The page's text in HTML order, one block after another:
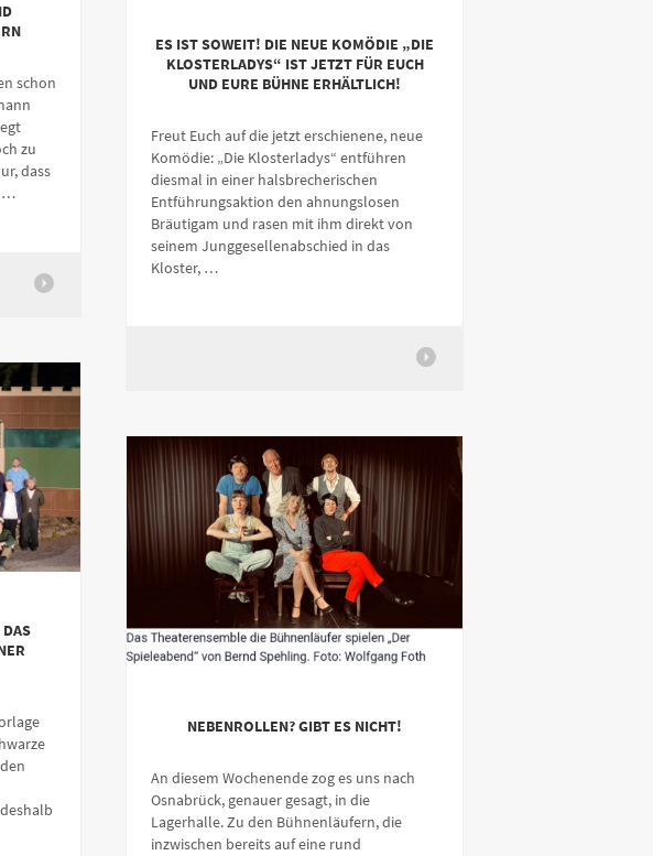
schon
zu
dass
…
ES IST SOWEIT! DIE NEUE KOMÖDIE „DIE
KLOSTERLADYS“ IST JETZT FÜR EUCH
UND EURE BÜHNE ERHÄLTLICH!
Freut Euch auf die jetzt erschienene, neue
Komödie: „Die Klosterladys“ entführen
diesmal in einer halsbrecherischen
Entführungsaktion den ahnungslosen
Bräutigam und rasen mit ihm direkt von
seinem Junggesellenabschied in das
Kloster, …
NEBENROLLEN? GIBT ES NICHT!
An diesem Wochenende zog es uns nach
Osnabrück, genauer gesagt, in die
Lagerhalle. Zu den Bühnenläufern, die
inzwischen bereits auf eine rund